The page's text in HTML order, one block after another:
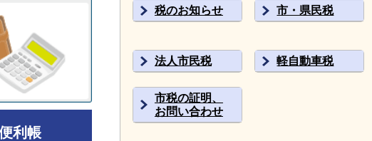
利帳
税のお知らせ 市・県民税
法人市民税 軽自動車税
市税の証明、
お問い合わせ